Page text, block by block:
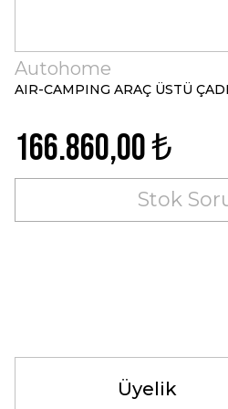
Autohome
AIR-CAMPING ARAÇ ÜSTÜ
166.860,00 ₺
Stok
Üyelik